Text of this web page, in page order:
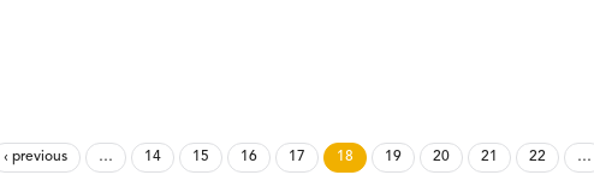
‹ previous … 14 15 16 17 18 19 20 21 22 …